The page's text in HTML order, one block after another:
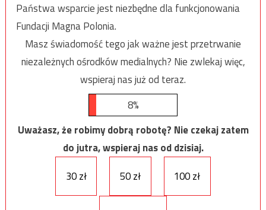
Państwa wsparcie jest niezbędne dla funkcjonowania
Fundacji Magna Polonia.
Masz świadomość tego jak ważne jest przetrwanie
niezależnych ośrodków medialnych? Nie zwlekaj więc,
wspieraj nas już od teraz.
8%
Uważasz, że robimy dobrą robotę? Nie czekaj zatem
do jutra, wspieraj nas od dzisiaj.
30 zł
50 zł 100 zł